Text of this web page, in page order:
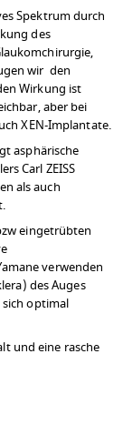
Spektrum durch
des
wir den
Wirkung ist
aber bei
XEN-Implantate.
asphärische
Carl ZEISS
als auch
eingetrübten
verwenden
des Auges
optimal
und eine rasche